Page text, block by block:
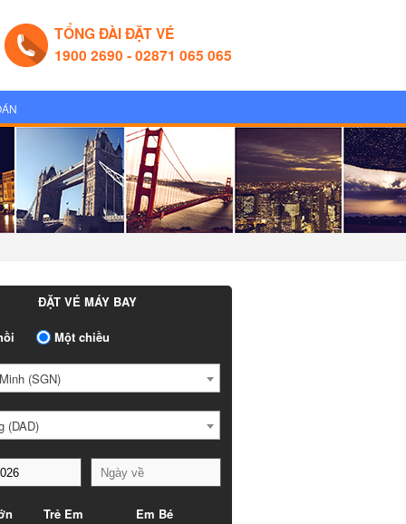
TỔNG ĐÀI ĐẶT VÉ
1900 2690 - 02871 065 065
ĐẶT VÉ MÁY BAY
Một chiều
(SGN)
Trẻ Em
Em Bé